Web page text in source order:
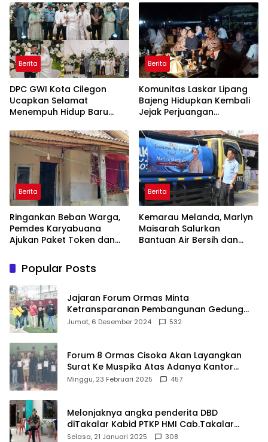
Gratis
Kondusif
Berita
DPC GWI Kota Cilegon
Ucapkan Selamat
Menempuh Hidup Baru
Tuanku Ihza Kemalsya
Damanik
Berita
Komunitas Laskar Lipang
Bajeng Hidupkan Kembali
Jejak Perjuangan
Wabup Takalar: Apresiasi
Bahwa Sejarah Adalah
Warisan yang Tak Ternilai”.
Berita
Ringankan Beban Warga,
Pemdes Karyabuana
Ajukan Paket Token dan
PLN
Berita
Kemarau Melanda, Marlyn
Maisarah Salurkan
Bantuan Air Bersih dan
Popular Posts
Jajaran Forum Ormas Minta
Ketransparanan Pembangunan Gedung
Damkar Di Kecamatan Cisoka
Jumat, 6 Desember 2024 532
Forum 8 Ormas Cisoka Akan Layangkan
Surat Ke Muspika Atas Adanya Kantor
Matel di Cisoka
Minggu, 23 Februari 2025 457
Melonjaknya angka penderita DBD
diTakalar Kabid PTKP HMI Cab.Takalar
angkat bicara
Selasa, 21 Januari 2025 308